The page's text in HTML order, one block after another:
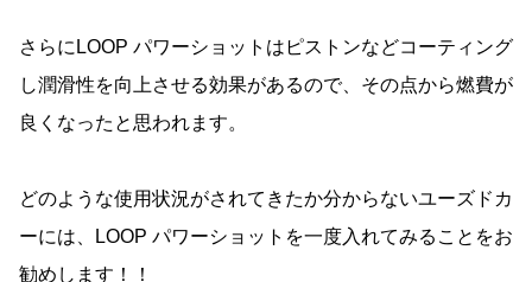
さらにLOOP パワーショットはピストンなどコーティング
し潤滑性を向上させる効果があるので、その点から燃費が
良くなったと思われます。
どのような使用状況がされてきたか分からないユーズドカ
ーには、LOOP パワーショットを一度入れてみることをお
勧めします！！